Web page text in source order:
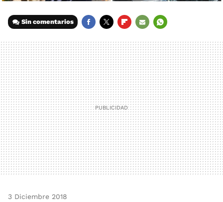
Sin comentarios
MAIL
3 Diciembre 2018